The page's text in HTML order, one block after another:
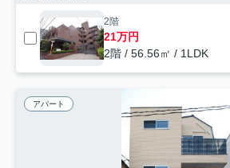
2階
21万円
2階 / 56.56㎡ / 1LDK
アパート